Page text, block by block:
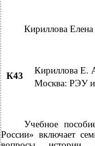
Кириллова
К43
Кириллова Е.
Москва: РЭУ
Учебное
России» включает